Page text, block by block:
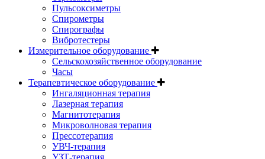
Пульсоксиметры
Спирометры
Спирографы
Вибротестеры
Измерительное оборудование
Сельскохозяйственное оборудование
Часы
Терапевтическое оборудование
Ингаляционная терапия
Лазерная терапия
Магнитотерапия
Микроволновая терапия
Прессотерапия
УВЧ-терапия
УЗТ-терапия